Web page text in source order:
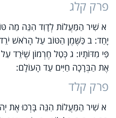
פרק קלג
א שִׁיר הַמַּעֲלוֹת לְדָוִד הִנֵּה מַה
יָחַד: ב כַּשֶּׁמֶן הַטּוֹב עַל הָרֹאשׁ
פִּי מִדּוֹתָיו: ג כְּטַל חֶרְמוֹן שֶׁיֹּרֵד
אֶת הַבְּרָכָה חַיִּים עַד הָעוֹלָם:
פרק קלד
א שִׁיר הַמַּעֲלוֹת הִנֵּה בָּרְכוּ אֶת